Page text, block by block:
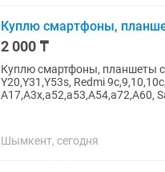
Куплю смартфоны,
2 000 ₸
Куплю смартфоны, планшеты
Y20,Y31,Y53s, Redmi
А17,A3x,a52,a53,A54,a72,A60,
Шымкент, сегодня